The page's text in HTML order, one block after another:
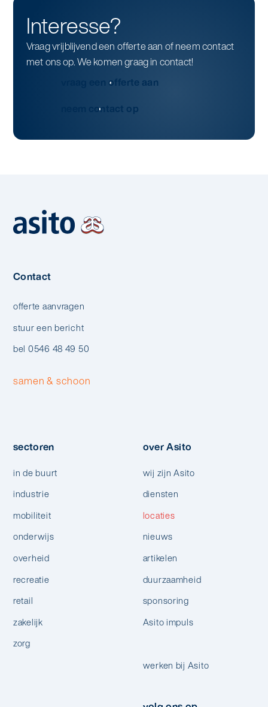
Interesse?
Vraag vrijblijvend een offerte aan of neem contact
met ons op. We komen graag in contact!
vraag een offerte aan
neem contact op
Contact
offerte aanvragen
stuur een bericht
bel 0546 48 49 50
samen & schoon
sectoren
in de buurt
industrie
mobiliteit
onderwijs
overheid
recreatie
retail
zakelijk
zorg
over Asito
wij zijn Asito
diensten
locaties
nieuws
artikelen
duurzaamheid
sponsoring
Asito impuls
werken bij Asito